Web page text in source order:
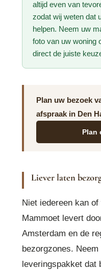
altijd even van
zodat wij weten dat
helpen. Neem uw
foto van uw woning
direct de juiste
Plan uw bezoek
afspraak in Den
Plan
Liever laten
Niet iedereen kan
Mammoet levert
Amsterdam en de
bezorgzones.
leveringspakket dat